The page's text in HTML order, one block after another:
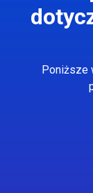
Poniższe